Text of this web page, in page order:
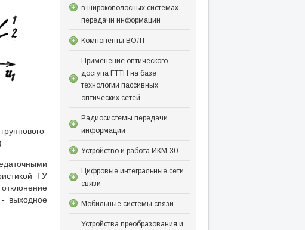
ГУ
выходное
в широкополосных системах
передачи информации
Компоненты ВОЛТ
Применение оптического
доступа FTTH на базе
технологии пассивных
оптических сетей
Радиосистемы передачи
информации
Устройство и работа ИКМ-30
Цифровые интегральные сети
связи
Мобильные системы связи
Устройства преобразования и